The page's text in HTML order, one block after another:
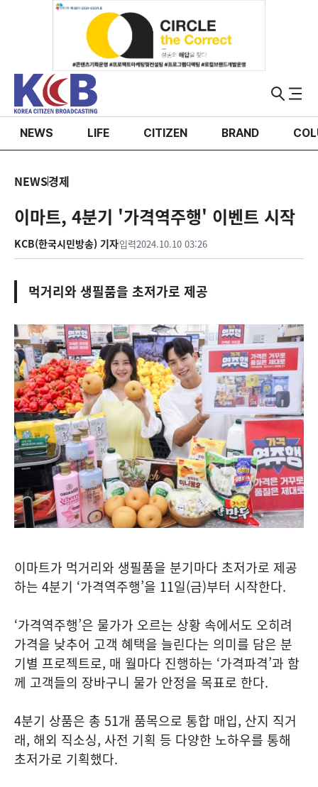
NEWS LIFE CITIZEN BRAND
NEWS경제
이마트, 4분기 '가격역주행' 이벤트 시작
KCB(한국시민방송) 기자입력2024.10.10 03:26
먹거리와 생필품을 초저가로 제공
이마트가 먹거리와 생필품을 분기마다 초저가로 제공
하는 4분기 ‘가격역주행’을 11일(금)부터 시작한다.
‘가격역주행’은 물가가 오르는 상황 속에서도 오히려
가격을 낮추어 고객 혜택을 늘린다는 의미를 담은 분
기별 프로젝트로, 매 월마다 진행하는 ‘가격파격’과 함
께 고객들의 장바구니 물가 안정을 목표로 한다.
4분기 상품은 총 51개 품목으로 통합 매입, 산지 직거
래, 해외 직소싱, 사전 기획 등 다양한 노하우를 통해
초저가로 기획했다.